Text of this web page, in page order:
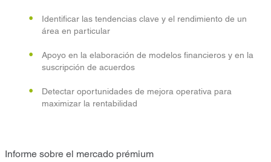
Identificar las tendencias clave y el rendimiento de un
área en particular
Apoyo en la elaboración de modelos financieros y en la
suscripción de acuerdos
Detectar oportunidades de mejora operativa para
maximizar la rentabilidad
Informe sobre el mercado prémium